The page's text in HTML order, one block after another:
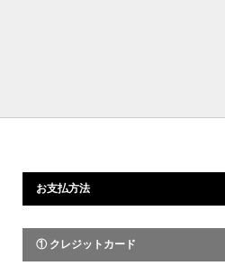
お支払方法
① クレジットカード